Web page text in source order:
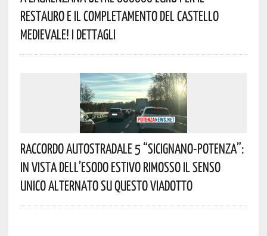
Restauro E Il Completamento Del Castello
Medievale! I Dettagli
Raccordo Autostradale 5 “Sicignano-Potenza”:
In Vista Dell’esodo Estivo Rimosso Il Senso
Unico Alternato Su Questo Viadotto